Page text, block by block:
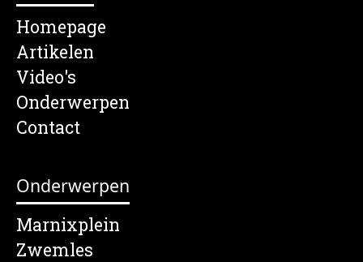
Homepage
Artikelen
Video's
Onderwerpen
Contact
Onderwerpen
Marnixplein
Zwemles